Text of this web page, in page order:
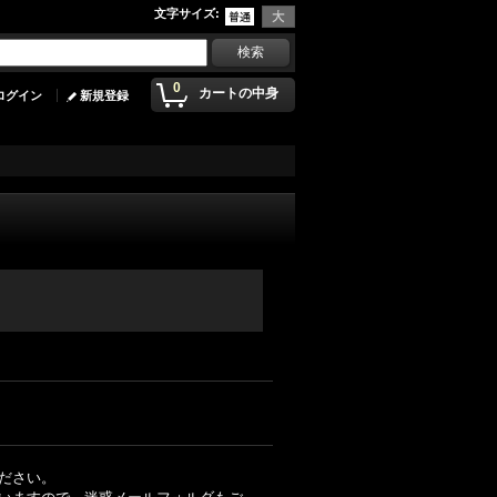
文字サイズ:
0 カートの中身
グイン 新規登録
さい。